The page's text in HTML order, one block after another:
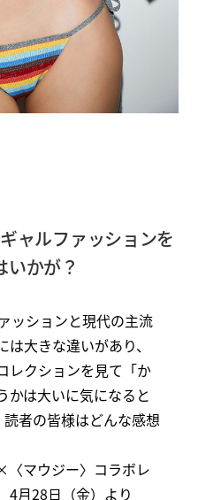
ャルファッションを
いかが？
ッションと現代の主流
大きな違いがあり、
レクションを見て「か
かは大いに気になると
者の皆様はどんな感想
〈マウジー〉コラボレ
4月28日（金）より